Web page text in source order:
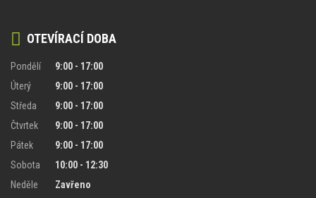
OTEVÍRACÍ DOBA
Pondělí
9:00 - 17:00
Úterý
9:00 - 17:00
Středa
9:00 - 17:00
Čtvrtek
9:00 - 17:00
Pátek
9:00 - 17:00
Sobota
10:00 - 12:30
Neděle
Zavřeno